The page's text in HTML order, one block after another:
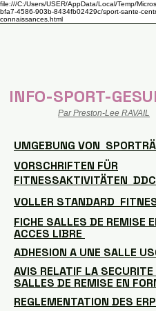
file:///C:/Users/USER/AppData/Local/Temp/
bfa7-4586-903b-8434fb02429c/sport-sante-
connaissances.html
INFO-SPORT-
Par Preston-Lee RAVAIL
UMGEBUNG VON
VORSCHRIFTEN FÜR
FITNESSAKTIVITÄTEN
VOLLER STANDARD
FICHE SALLES DE REMISE
ACCES LIBRE
ADHESION A UNE SALLE
AVIS RELATIF LA SECURITE
SALLES DE REMISE EN
REGLEMENTATION DES ERP